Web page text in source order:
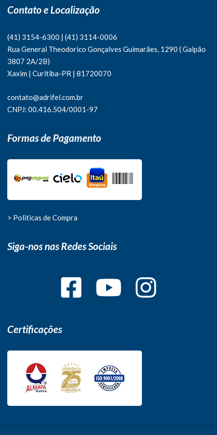
Contato e Localização
(41) 3154-6300 | (41) 3114-0006
Rua General Theodorico Gonçalves Guimarães, 1290 ( Galpão
3807 2A/2B)
Xaxim | Curitiba-PR | 81720070
contato@adrifel.com.br
CNPJ: 00.416.504/0001-97
Formas de Pagamento
> Politicas de Compra
Siga-nos nas Redes Sociais
Certificações